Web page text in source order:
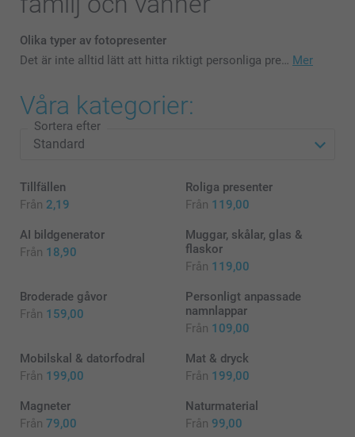
Olika typer av fotopresenter
Det är inte alltid lätt att hitta riktigt personliga pre… Mer
Våra kategorier:
Sortera efter
Tillfällen
Från 2,19
Roliga presenter
Från 119,00
AI bildgenerator
Från 18,90
Muggar, skålar, glas &
flaskor
Från 119,00
Broderade gåvor
Från 159,00
Personligt anpassade
namnlappar
Från 109,00
Mobilskal & datorfodral
Från 199,00
Mat & dryck
Från 199,00
Magneter
Från 79,00
Naturmaterial
Från 99,00